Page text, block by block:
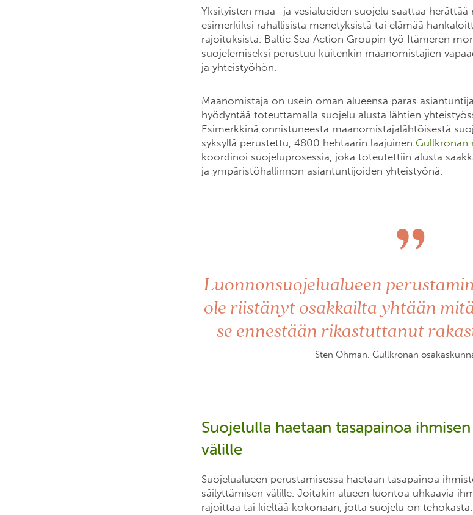
Yksityisten maa- ja vesialueiden suojelu saattaa
esimerkiksi rahallisista menetyksistä tai elämää
rajoituksista. Baltic Sea Action Groupin työ Itämeren
suojelemiseksi perustuu kuitenkin maanomistajien
ja yhteistyöhön.
Maanomistaja on usein oman alueensa paras
hyödyntää toteuttamalla suojelu alusta lähtien
Esimerkkinä onnistuneesta maanomistajalähtöisestä
syksyllä perustettu, 4800 hehtaarin laajuinen Gullkronan
koordinoi suojeluprosessia, joka toteutettiin alusta
ja ympäristöhallinnon asiantuntijoiden yhteistyönä.
”
Luonnonsuojelualueen
ole riistänyt osakkailta yhtään
se ennestään rikastuttanut
Sten Öhman, Gullkronan
Suojelulla haetaan tasapainoa
välille
Suojelualueen perustamisessa haetaan tasapainoa
säilyttämisen välille. Joitakin alueen luontoa uhkaavia
rajoittaa tai kieltää kokonaan, jotta suojelu on tehokasta.